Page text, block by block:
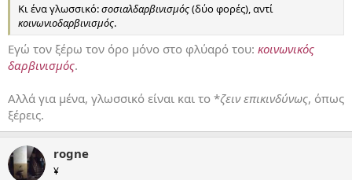
Κι ένα γλωσσικό:σοσιαλδαρβινισμός(δύο φορές), αντί
κοινωνιοδαρβινισμός.
Εγώ τον ξέρω τον όρο μόνο στο φλύαρό του: κοινωνικός
δαρβινισμός.
Αλλά για μένα, γλωσσικό είναι και το *ζειν επικινδύνως, όπως
ξέρεις.
rogne
¥